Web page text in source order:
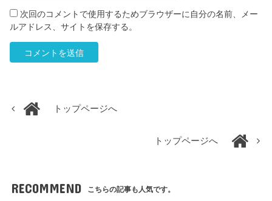
次回のコメントで使用するためブラウザーに自分の名前、メー
ルアドレス、サイトを保存する。
トップページへ
トップページへ
RECOMMEND こちらの記事も人気です。